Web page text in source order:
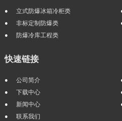
立式防爆冰箱冷柜类
非标定制防爆类
防爆冷库工程类
快速链接
公司简介
下载中心
新闻中心
联系我们